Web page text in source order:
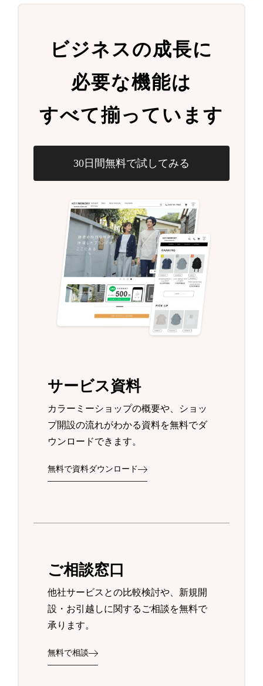
ビジネスの成長に
必要な機能は
すべて揃っています
30日間無料で試してみる
サービス資料
カラーミーショップの概要や、ショッ
プ開設の流れがわかる資料を無料でダ
ウンロードできます。
無料で資料ダウンロード
ご相談窓口
他社サービスとの比較検討や、新規開
設・お引越しに関するご相談を無料で
承ります。
無料で相談